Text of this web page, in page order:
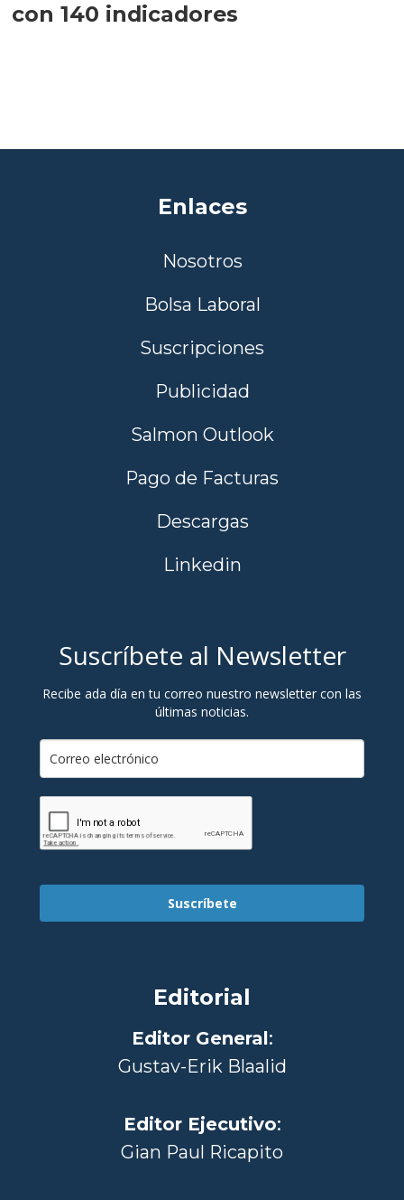
con 140 indicadores
Enlaces
Nosotros
Bolsa Laboral
Suscripciones
Publicidad
Salmon Outlook
Pago de Facturas
Descargas
Linkedin
Suscríbete al Newsletter
Recibe ada día en tu correo nuestro newsletter con las
últimas noticias.
Suscríbete
Editorial
Editor General:
Gustav-Erik Blaalid
Editor Ejecutivo:
Gian Paul Ricapito